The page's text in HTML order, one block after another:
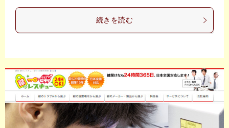
続きを読む